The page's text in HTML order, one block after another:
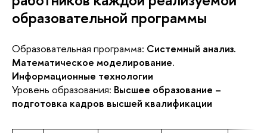
образовательной программы
Образовательная программа: Системный анализ.
Математическое моделирование.
Информационные технологии
Уровень образования: Высшее образование –
подготовка кадров высшей квалификации